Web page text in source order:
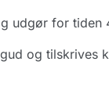
udgør for tiden
og tilskrives